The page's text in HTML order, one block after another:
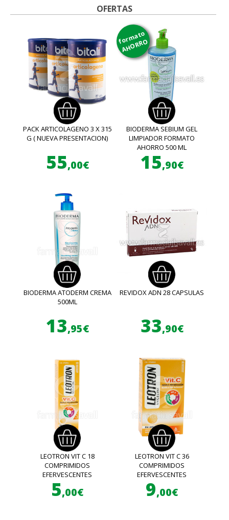
OFERTAS
PACK ARTICOLAGENO 3 X 315
G ( NUEVA PRESENTACION)
55,00€
formato
AHORRO
BIODERMA SEBIUM GEL
LIMPIADOR FORMATO
AHORRO 500 ML
15,90€
BIODERMA ATODERM CREMA
500ML
13,95€
REVIDOX ADN 28 CAPSULAS
33,90€
LEOTRON VIT C 18
COMPRIMIDOS
EFERVESCENTES
5,00€
LEOTRON VIT C 36
COMPRIMIDOS
EFERVESCENTES
9,00€